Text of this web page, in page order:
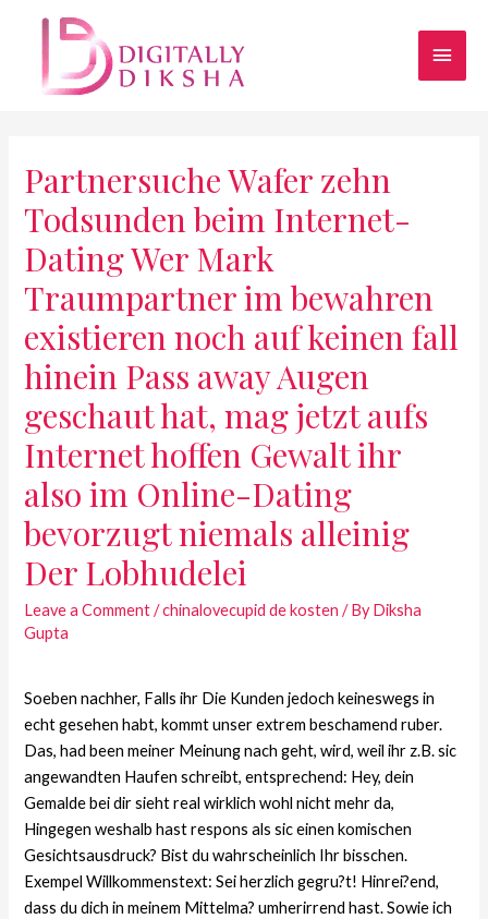
Partnersuche Wafer zehn
Todsunden beim Internet-
Dating Wer Mark
Traumpartner im bewahren
existieren noch auf keinen fall
hinein Pass away Augen
geschaut hat, mag jetzt aufs
Internet hoffen Gewalt ihr
also im Online-Dating
bevorzugt niemals alleinig
Der Lobhudelei
Leave a Comment /chinalovecupid de kosten / ByDiksha
Gupta
Soeben nachher, Falls ihr Die Kunden jedoch keineswegs in
echt gesehen habt, kommt unser extrem beschamend ruber.
Das, had been meiner Meinung nach geht, wird, weil ihr z.B. sic
angewandten Haufen schreibt, entsprechend: Hey, dein
Gemalde bei dir sieht real wirklich wohl nicht mehr da,
Hingegen weshalb hast respons als sic einen komischen
Gesichtsausdruck? Bist du wahrscheinlich Ihr bisschen.
Exempel Willkommenstext: Sei herzlich gegru?t! Hinrei?end,
dass du dich in meinem Mittelma? umherirrend hast. Sowie ich